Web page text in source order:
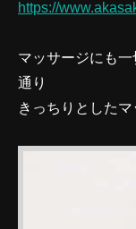
https://
マッサージにも
通り
きっちりとしたマ